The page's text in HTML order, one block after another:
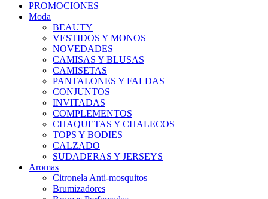
PROMOCIONES
Moda
BEAUTY
VESTIDOS Y MONOS
NOVEDADES
CAMISAS Y BLUSAS
CAMISETAS
PANTALONES Y FALDAS
CONJUNTOS
INVITADAS
COMPLEMENTOS
CHAQUETAS Y CHALECOS
TOPS Y BODIES
CALZADO
SUDADERAS Y JERSEYS
Aromas
Citronela Anti-mosquitos
Brumizadores